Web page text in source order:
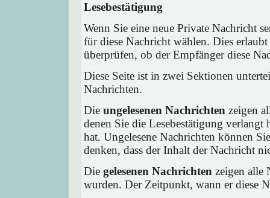
Lesebestätigung
Wenn Sie eine neue Private Nachricht
für diese Nachricht wählen. Dies
überprüfen, ob der Empfänger diese
Diese Seite ist in zwei Sektionen
Nachrichten.
Die ungelesenen Nachrichten zeigen
denen Sie die Lesebestätigung verlangt
hat. Ungelesene Nachrichten können
denken, dass der Inhalt der Nachricht
Die gelesenen Nachrichten zeigen alle
wurden. Der Zeitpunkt, wann er diese